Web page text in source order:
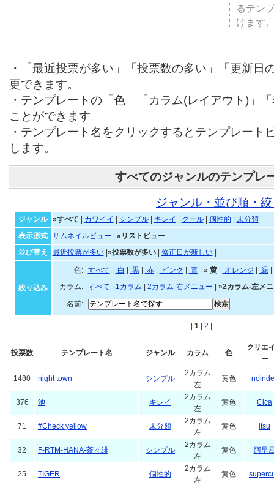
るテン
けます
・「最近投票が多い」「投票数の多い」「更新日
更できます。
・テンプレートの「色」「カラム(レイアウト)」
ことができます。
・テンプレート名をクリックするとテンプレート
します。
すべてのジャンルのテンプレ
ジャンル・並び順・
ジャンル »すべて カワイイ シンプル| キレイ クール| 個性的
未分類
表示形式
サムネイルビュー
»リストビュー
並び替え
最近投票が多い| »投票数が多い| 修正日が新しい|
絞り込み
色: すべて 白 黒| 赤| ピンク 青| » 黄| オレンジ 緑|
カラム:
すべて 1カラム 2カラム-右メニュー
»2カラム-左メ
名前:
1 2
投票数 テンプレート名 ジャンル カラム 色
クリエ
ー
1480 night town シンプル
2カラム
左
黄色
376 池 キレイ
2カラム
左
黄色 Cica
71 #Check yellow 未分類
2カラム
左
黄色 itsu
32 F-RTM-HANA-茶々緋 シンプル
2カラム
左
黄色 阿早
25 TIGER 個性的
2カラム
左
黄色